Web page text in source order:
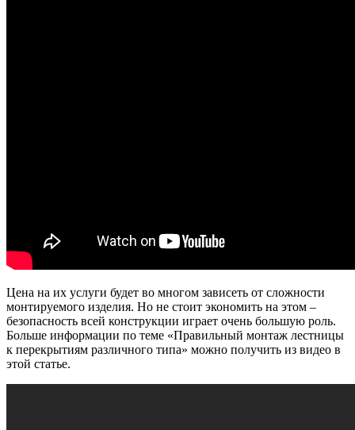
Цена на их услуги будет во многом зависеть от сложности
монтируемого изделия. Но не стоит экономить на этом –
безопасность всей конструкции играет очень большую роль.
Больше информации по теме «Правильный монтаж лестницы
к перекрытиям различного типа» можно получить из видео в
этой статье.